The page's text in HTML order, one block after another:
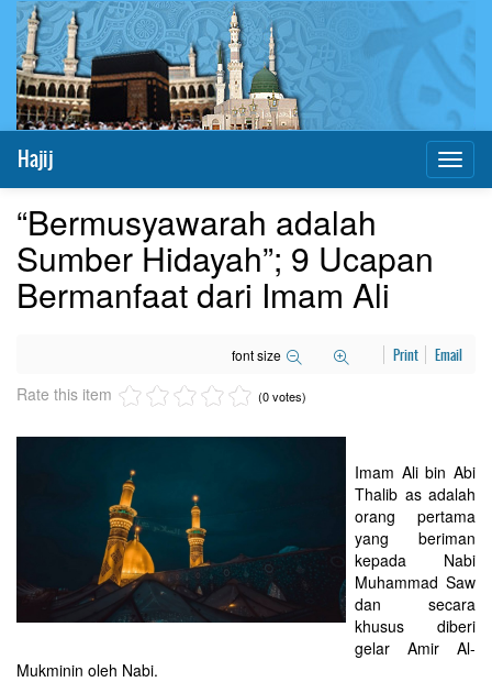
Hajij
“Bermusyawarah adalah
Sumber Hidayah”; 9 Ucapan
Bermanfaat dari Imam Ali
font size Print Email
Rate this item (0 votes)
Imam Ali bin Abi
Thalib as adalah
orang pertama
yang beriman
kepada Nabi
Muhammad Saw
dan secara
khusus diberi
gelar Amir Al-
Mukminin oleh Nabi.